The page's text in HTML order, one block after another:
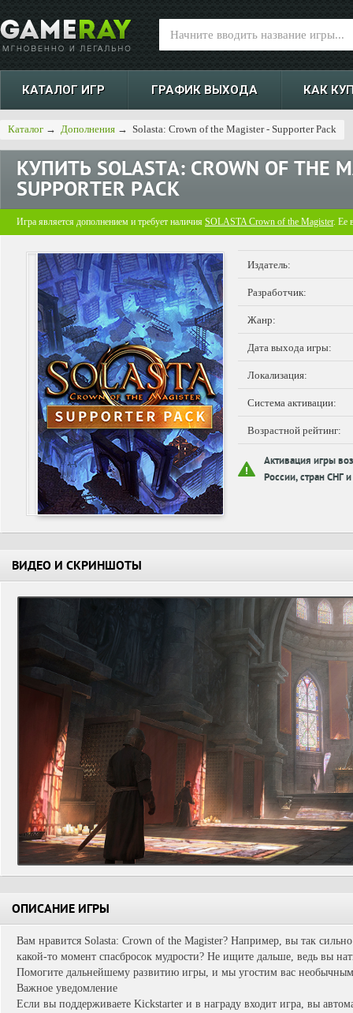
КАТАЛОГ ИГР ГРАФИК ВЫХОДА КАК
Каталог → Дополнения → Solasta: Crown of the Magister - Supporter Pack
КУПИТЬ SOLASTA: CROWN OF THE
SUPPORTER PACK
Игра является дополнением и требует наличия SOLASTA Crown of the Magister. Ее
Издатель:
Разработчик:
Жанр:
Дата выхода игры:
Локализация:
Система активации:
Возрастной рейтинг:
Активация игры
России, стран СНГ
ВИДЕО И СКРИНШОТЫ
ОПИСАНИЕ ИГРЫ
Вам нравится Solasta: Crown of the Magister? Например, вы так
какой-то момент спасбросок мудрости? Не ищите дальше, ведь вы
Помогите дальнейшему развитию игры, и мы угостим вас
Важное уведомление
Если вы поддерживаете Kickstarter и в награду входит игра, вы